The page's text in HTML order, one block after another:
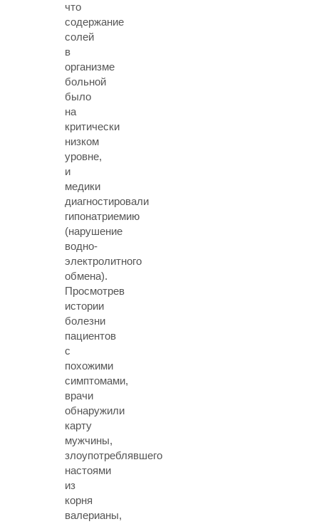
что
содержание
солей
в
организме
больной
было
на
критически
низком
уровне,
и
медики
диагностировали
гипонатриемию
(нарушение
водно-
электролитного
обмена).
Просмотрев
истории
болезни
пациентов
с
похожими
симптомами,
врачи
обнаружили
карту
мужчины,
злоупотреблявшего
настоями
из
корня
валерианы,